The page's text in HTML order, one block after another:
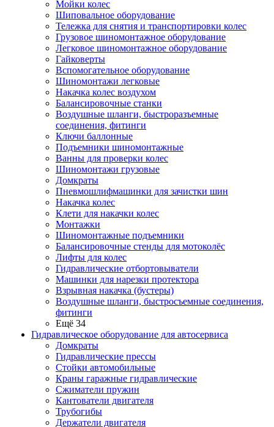
Мойки колес
Шиповальное оборудование
Тележка для снятия и транспортировки колес
Грузовое шиномонтажное оборудование
Легковое шиномонтажное оборудование
Гайковерты
Вспомогательное оборудование
Шиномонтажи легковые
Накачка колес воздухом
Балансировочные станки
Воздушные шланги, быстроразъемные
соединения, фитинги
Ключи баллонные
Подъемники шиномонтажные
Ванны для проверки колес
Шиномонтажи грузовые
Домкраты
Пневмошлифмашинки для зачистки шин
Накачка колес
Клети для накачки колес
Монтажки
Шиномонтажные подъемники
Балансировочные стенды для мотоколёс
Лифты для колес
Гидравлические отбортовыватели
Машинки для нарезки протектора
Взрывная накачка (бустеры)
Воздушные шланги, быстросъемные соединения,
фитинги
Ещё 34
Гидравлическое оборудование для автосервиса
Домкраты
Гидравлические прессы
Стойки автомобильные
Краны гаражные гидравлические
Сжиматели пружин
Кантователи двигателя
Трубогибы
Держатели двигателя